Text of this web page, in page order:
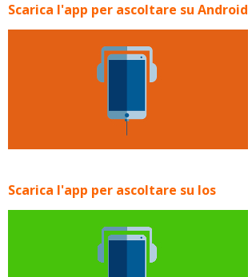
Scarica l'app per ascoltare su Android
Scarica l'app per ascoltare su Ios